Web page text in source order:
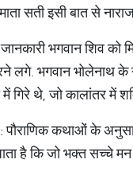
सती इसी बात से
भगवान शिव को
लगे. भगवान भोलेनाथ
गिरे थे, जो कालांतर में
पौराणिक कथाओं के
है कि जो भक्त सच्चे